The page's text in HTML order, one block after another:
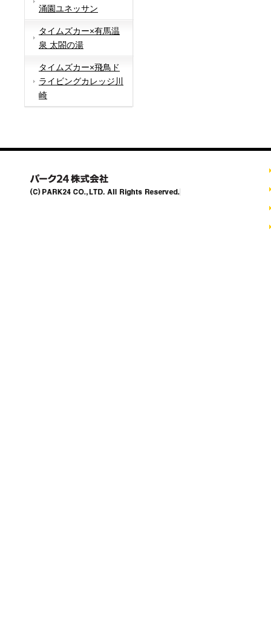
涌園ユネッサン
タイムズカー×有馬温
泉 太閤の湯
タイムズカー×飛鳥ド
ライビングカレッジ川
崎